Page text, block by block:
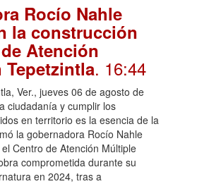
Rocío Nahle
la construcción
Atención
. 16:44
Ver., jueves 06 de agosto de
ciudadanía y cumplir los
en territorio es la esencia de la
la gobernadora Rocío Nahle
Centro de Atención Múltiple
comprometida durante su
en 2024, tras a